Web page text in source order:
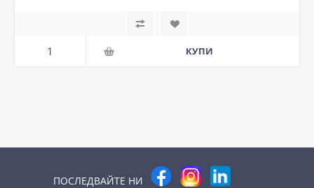
ПОСЛЕДВАЙТЕ НИ